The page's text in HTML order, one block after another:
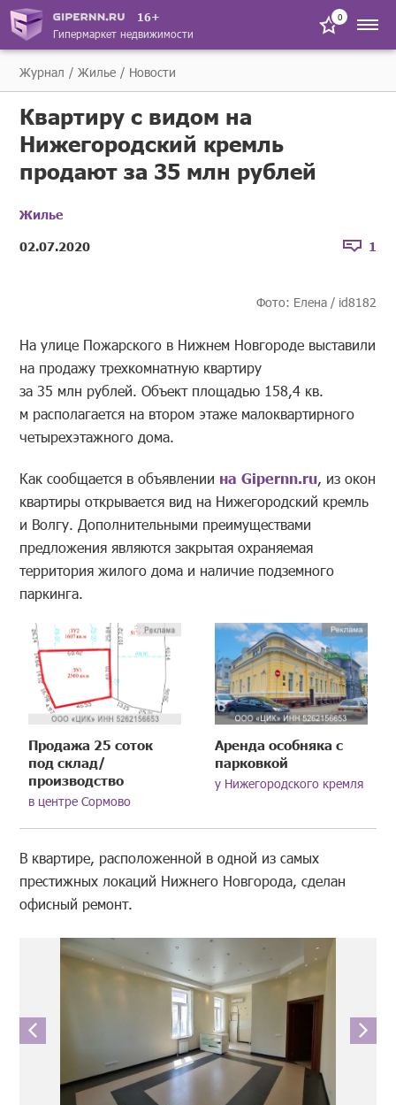
16+
Гипермаркет недвижимости
0
Журнал Жилье Новости
Квартиру с видом на
Нижегородский кремль
продают за 35 млн рублей
Жилье
02.07.2020
1
Фото: Елена / id8182
На улице Пожарского в Нижнем Новгороде выставили
на продажу трехкомнатную квартиру
за 35 млн рублей. Объект площадью 158,4 кв.
м располагается на втором этаже малоквартирного
четырехэтажного дома.
Как сообщается в объявлении на Gipernn.ru, из окон
квартиры открывается вид на Нижегородский кремль
и Волгу. Дополнительными преимуществами
предложения являются закрытая охраняемая
территория жилого дома и наличие подземного
паркинга.
Продажа 25 соток
под склад/
производство
в центре Сормово
Аренда особняка с
парковкой
у Нижегородского кремля
В квартире, расположенной в одной из самых
престижных локаций Нижнего Новгорода, сделан
офисный ремонт.